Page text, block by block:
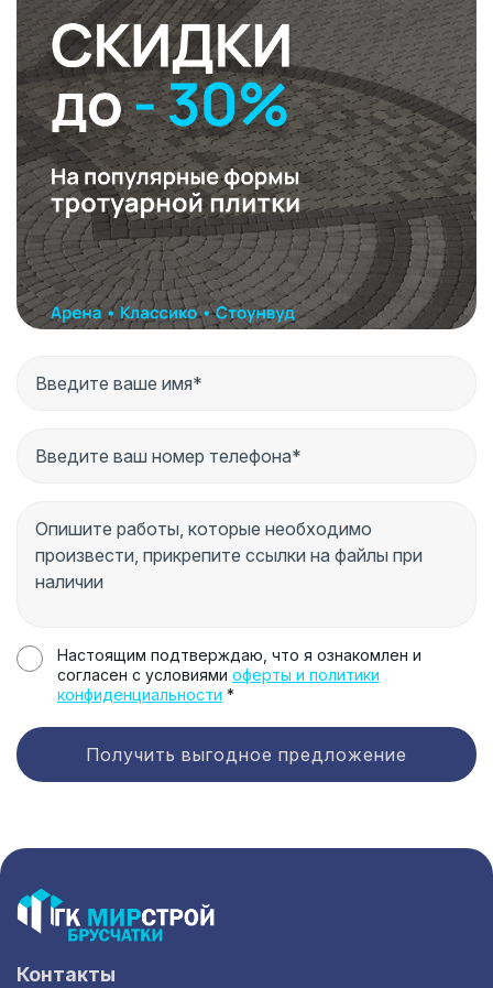
Настоящим подтверждаю, что я ознакомлен и
согласен с условиями оферты и политики
конфиденциальности *
Получить выгодное предложение
Контакты